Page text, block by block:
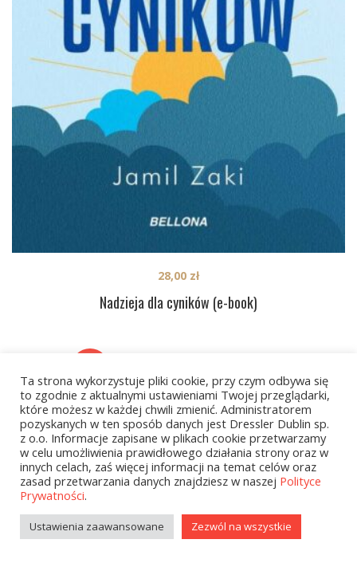
Nadzieja dla cyników (e-book)
28,00 zł
Kategorie
Ta strona wykorzystuje pliki cookie, przy czym odbywa się
to zgodnie z aktualnymi ustawieniami Twojej przeglądarki,
które możesz w każdej chwili zmienić. Administratorem
pozyskanych w ten sposób danych jest Dressler Dublin sp.
z o.o. Informacje zapisane w plikach cookie przetwarzamy
w celu umożliwienia prawidłowego działania strony oraz w
innych celach, zaś więcej informacji na temat celów oraz
zasad przetwarzania danych znajdziesz w naszej Polityce
Prywatności.
Ustawienia zaawansowane Zezwól na wszystkie